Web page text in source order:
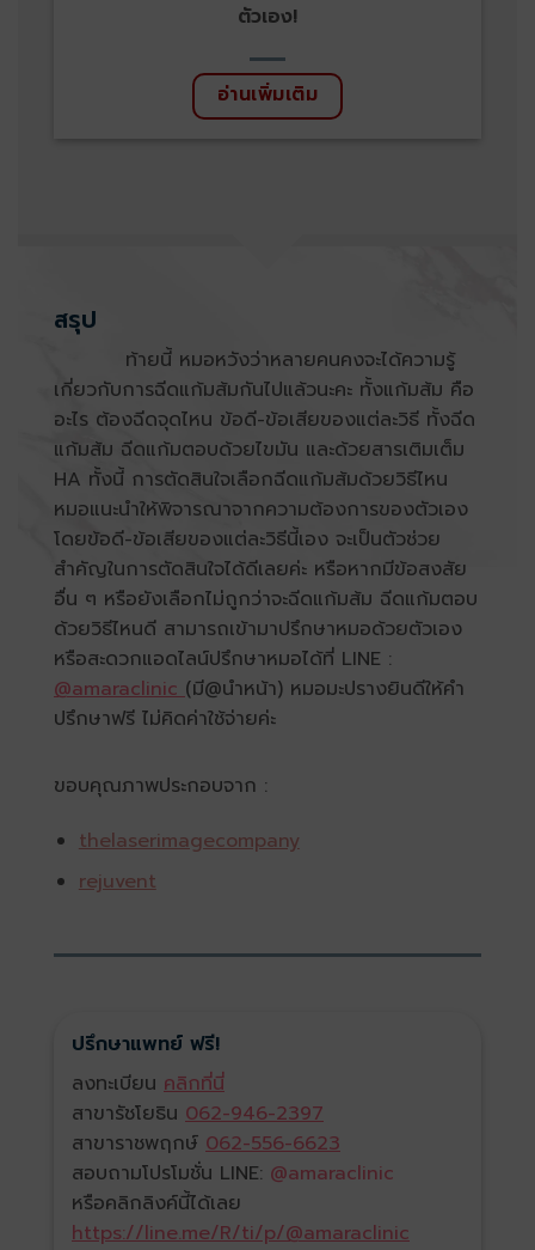
ตัวเอง!
อ่านเพิ่มเติม
สรุป
ท้ายนี้ หมอหวังว่าหลายคนคงจะได้ความรู้
เกี่ยวกับการฉีดแก้มส้มกันไปแล้วนะคะ ทั้งแก้มส้ม คือ
อะไร ต้องฉีดจุดไหน ข้อดี-ข้อเสียของแต่ละวิธี ทั้งฉีด
แก้มส้ม ฉีดแก้มตอบด้วยไขมัน และด้วยสารเติมเต็ม
HA ทั้งนี้ การตัดสินใจเลือกฉีดแก้มส้มด้วยวิธีไหน
หมอแนะนำให้พิจารณาจากความต้องการของตัวเอง
โดยข้อดี-ข้อเสียของแต่ละวิธีนี้เอง จะเป็นตัวช่วย
สำคัญในการตัดสินใจได้ดีเลยค่ะ หรือหากมีข้อสงสัย
อื่น ๆ หรือยังเลือกไม่ถูกว่าจะฉีดแก้มส้ม ฉีดแก้มตอบ
ด้วยวิธีไหนดี สามารถเข้ามาปรึกษาหมอด้วยตัวเอง
หรือสะดวกแอดไลน์ปรึกษาหมอได้ที่ LINE :
@amaraclinic (มี@นำหน้า) หมอมะปรางยินดีให้คำ
ปรึกษาฟรี ไม่คิดค่าใช้จ่ายค่ะ
ขอบคุณภาพประกอบจาก :
thelaserimagecompany
rejuvent
ปรึกษาแพทย์ ฟรี!
ลงทะเบียน คลิกที่นี่
สาขารัชโยธิน 062-946-2397
สาขาราชพฤกษ์ 062-556-6623
สอบถามโปรโมชั่น LINE: @amaraclinic
หรือคลิกลิงค์นี้ได้เลย
https://line.me/R/ti/p/@amaraclinic